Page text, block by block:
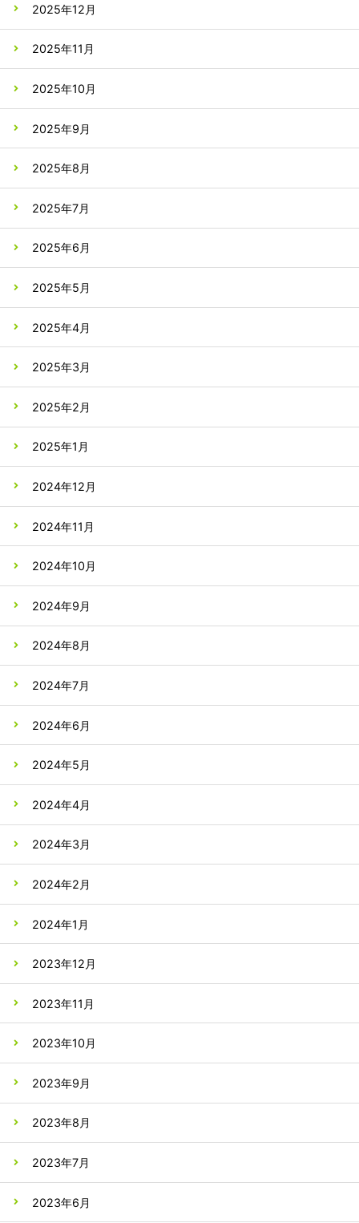
2025年12月
2025年11月
2025年10月
2025年9月
2025年8月
2025年7月
2025年6月
2025年5月
2025年4月
2025年3月
2025年2月
2025年1月
2024年12月
2024年11月
2024年10月
2024年9月
2024年8月
2024年7月
2024年6月
2024年5月
2024年4月
2024年3月
2024年2月
2024年1月
2023年12月
2023年11月
2023年10月
2023年9月
2023年8月
2023年7月
2023年6月